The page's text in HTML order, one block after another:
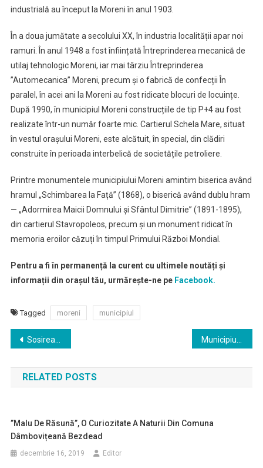
industrială au început la Moreni în anul 1903.
În a doua jumătate a secolului XX, în industria localității apar noi
ramuri. În anul 1948 a fost înființată Întreprinderea mecanică de
utilaj tehnologic Moreni, iar mai târziu Întreprinderea
”Automecanica” Moreni, precum și o fabrică de confecții În
paralel, în acei ani la Moreni au fost ridicate blocuri de locuințe.
După 1990, în municipiul Moreni construcțiile de tip P+4 au fost
realizate într-un număr foarte mic. Cartierul Schela Mare, situat
în vestul orașului Moreni, este alcătuit, în special, din clădiri
construite în perioada interbelică de societățile petroliere.
Printre monumentele municipiului Moreni amintim biserica având
hramul „Schimbarea la Față” (1868), o biserică având dublu hram
— „Adormirea Maicii Domnului și Sfântul Dimitrie” (1891-1895),
din cartierul Stavropoleos, precum și un monument ridicat în
memoria eroilor căzuți în timpul Primului Război Mondial.
Pentru a fi în permanență la curent cu ultimele noutăți și
informații din orașul tău, urmărește-ne peFacebook.
Tagged moreni municipiul
Navigare
în
articole
Sosirea lui Moș Crăciun
RELATED POSTS
”Malu De Răsună”, O Curiozitate A Naturii Din Comuna
Dâmbovițeană Bezdead
decembrie 16, 2019 Editor